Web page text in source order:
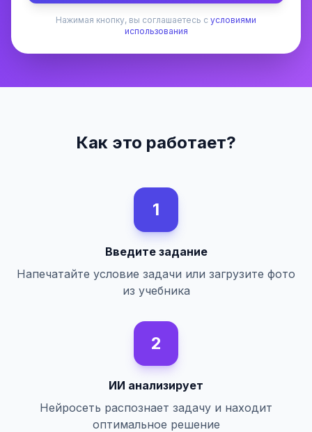
Нажимая кнопку, вы соглашаетесь с условиями
использования
Как это работает?
1
Введите задание
Напечатайте условие задачи или загрузите фото
из учебника
2
ИИ анализирует
Нейросеть распознает задачу и находит
оптимальное решение